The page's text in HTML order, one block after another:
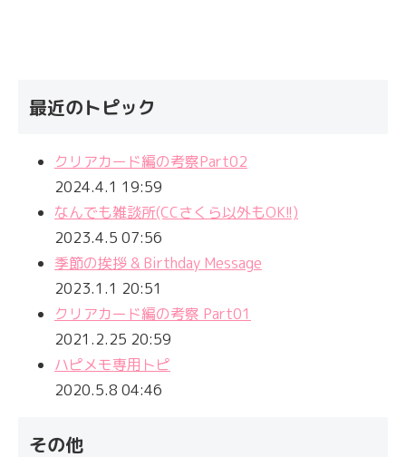
最近のトピック
クリアカード編の考察Part02
2024.4.1 19:59
なんでも雑談所(CCさくら以外もOK!!)
2023.4.5 07:56
季節の挨拶 & Birthday Message
2023.1.1 20:51
クリアカード編の考察 Part01
2021.2.25 20:59
ハピメモ専用トピ
2020.5.8 04:46
その他